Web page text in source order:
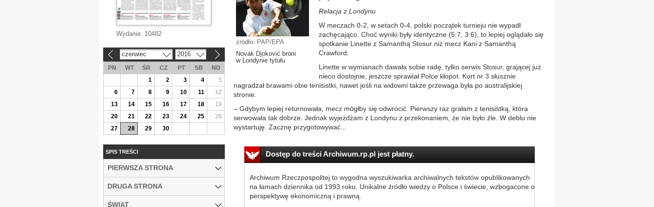
źródło: PAP/EPA
Novak Djoković broni
w Londynie tytułu
Relacja z Londynu
W meczach 0-2, w setach 0-4, polski początek turnieju nie wypadł
zachęcająco. Choć wyniki były identyczne (5:7, 3:6), to lepiej oglądało się
spotkanie Linette z Samanthą Stosur niż mecz Kani z Samanthą
Crawford.
Linette w wymianach dawała sobie radę, tylko serwis Stosur, grającej już
nieco dostojnie, jeszcze sprawiał Polce kłopot. Kort nr 3 słusznie
nagradzał brawami obie tenisistki, nawet jeśli na widowni także przewaga była po australijskiej
stronie.
– Gdybym lepiej returnowała, mecz mógłby się odwrócić. Pierwszy raz grałam z tenisistką, która
serwowała tak dobrze. Jednak wyjeżdżam z Londynu z przekonaniem, że nie było źle. W deblu nie
wystartuję. Zacznę przygotowywać...
Dostęp do treści Archiwum.rp.pl jest płatny.
Archiwum Rzeczpospolitej to wygodna wyszukiwarka archiwalnych tekstów opublikowanych
na łamach dziennika od 1993 roku. Unikalne źródło wiedzy o Polsce i świecie, wzbogacone o
perspektywę ekonomiczną i prawną.
Wydanie: 10482
czerwiec 2016
PN WT ŚR CZ PT SB
ND
1
2 3 4
5
6
7 8 9 10 11
12
13
14 15 16 17 18
19
20
21 22 23 24 25
26
27
28 29 30
SPIS TREŚCI
PIERWSZA STRONA
DRUGA STRONA
ŚWIAT